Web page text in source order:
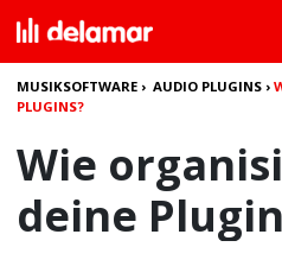
MUSIKSOFTWARE ›AUDIO PLUGINS ›
PLUGINS?
Wie
deine